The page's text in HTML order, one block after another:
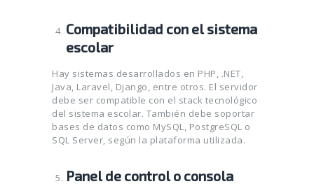
Compatibilidad con el sistema
escolar
Hay sistemas desarrollados en PHP, .NET,
Java, Laravel, Django, entre otros. El servidor
debe ser compatible con el stack tecnológico
del sistema escolar. También debe soportar
bases de datos como MySQL, PostgreSQL o
SQL Server, según la plataforma utilizada.
Panel de control o consola